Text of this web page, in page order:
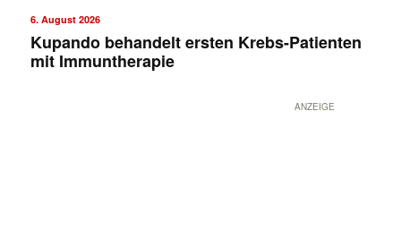
6. August 2026
Kupando behandelt ersten Krebs-Patienten
mit Immuntherapie
ANZEIGE